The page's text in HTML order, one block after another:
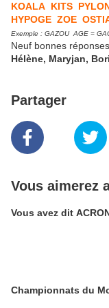
KOALA KITS
HYPOGE ZOE
Exemple : GAZOU AGE =
Neuf bonnes
Hélène, Maryjan,
Partager
Vous aimerez
Vous avez dit
Championnats du